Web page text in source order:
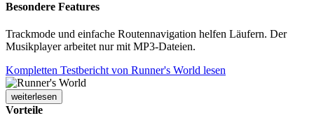
Besondere Features
Trackmode und einfache Routennavigation helfen Läufern. Der
Musikplayer arbeitet nur mit MP3-Dateien.
Kompletten Testbericht von Runner's World lesen
weiterlesen
Vorteile